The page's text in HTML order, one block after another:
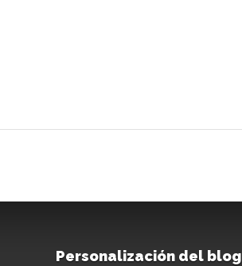
Personalización del blog